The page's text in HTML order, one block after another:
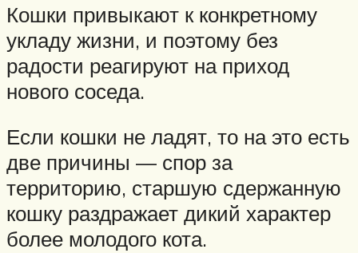
Кошки привыкают к конкретному
укладу жизни, и поэтому без
радости реагируют на приход
нового соседа.
Если кошки не ладят, то на это есть
две причины — спор за
территорию, старшую сдержанную
кошку раздражает дикий характер
более молодого кота.